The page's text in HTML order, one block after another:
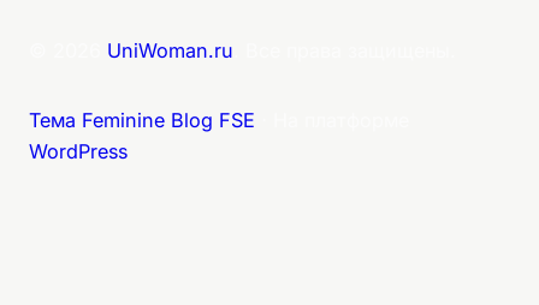
UniWoman.ru
Тема Feminine Blog FSE
WordPress